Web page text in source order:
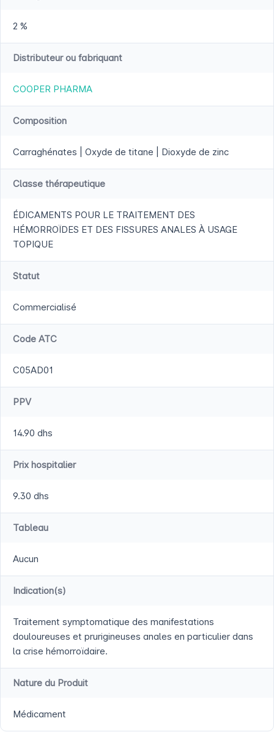
2 %
Distributeur ou fabriquant
COOPER PHARMA
Composition
Carraghénates | Oxyde de titane | Dioxyde de zinc
Classe thérapeutique
ÉDICAMENTS POUR LE TRAITEMENT DES
HÉMORROÏDES ET DES FISSURES ANALES À USAGE
TOPIQUE
Statut
Commercialisé
Code ATC
C05AD01
PPV
14.90 dhs
Prix hospitalier
9.30 dhs
Tableau
Aucun
Indication(s)
Traitement symptomatique des manifestations
douloureuses et prurigineuses anales en particulier dans
la crise hémorroïdaire.
Nature du Produit
Médicament